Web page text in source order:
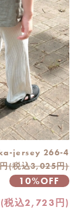
jersey 266-4
(税込3,025円)
10%OFF
税込2,723円)